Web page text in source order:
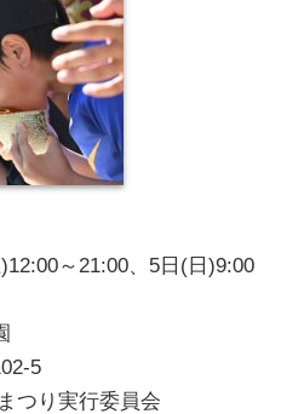
～21:00、5日(日)9:00
5
つり実行委員会